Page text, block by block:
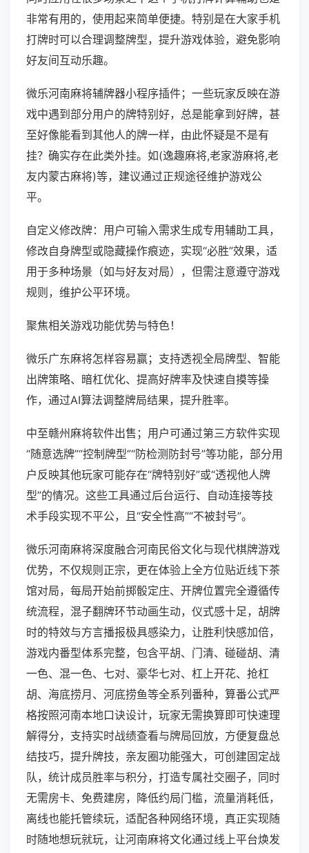
非常有用的，使用起来简单便捷。特别是在大家手机
打牌时可以合理调整牌型，提升游戏体验，避免影响
好友间互动乐趣。
微乐河南麻将辅牌器小程序插件；一些玩家反映在游
戏中遇到部分用户的牌特别好，总是能拿到好牌，甚
至好像能看到其他人的牌一样，由此怀疑是不是有
挂？确实存在此类外挂。如(逸趣麻将,老家游麻将,老
友内蒙古麻将)等，建议通过正规途径维护游戏公
平。
自定义修改牌：用户可输入需求生成专用辅助工具，
修改自身牌型或隐藏操作痕迹，实现“必胜”效果，适
用于多种场景（如与好友对局），但需注意遵守游戏
规则，维护公平环境。
聚焦相关游戏功能优势与特色！
微乐广东麻将怎样容易赢；支持透视全局牌型、智能
出牌策略、暗杠优化、提高好牌率及快速自摸等操
作，通过AI算法调整牌局结果，提升胜率。
中至赣州麻将软件出售；用户可通过第三方软件实现
“随意选牌”“控制牌型”“防检测防封号”等功能，部分用
户反映其他玩家可能存在“牌特别好”或“透视他人牌
型”的情况。这些工具通过后台运行、自动连接等技
术手段实现不平公，且“安全性高”“不被封号”。
微乐河南麻将深度融合河南民俗文化与现代棋牌游戏
优势，不仅规则正宗，更在体验上全方位贴近线下茶
馆对局，每局开始前掷骰定庄、开牌位置完全遵循传
统流程，混子翻牌环节动画生动，仪式感十足，胡牌
时的特效与方言播报极具感染力，让胜利快感加倍，
游戏内番型体系完整，包含平胡、门清、碰碰胡、清
一色、混一色、七对、豪华七对、杠上开花、抢杠
胡、海底捞月、河底捞鱼等全系列番种，算番公式严
格按照河南本地口诀设计，玩家无需换算即可快速理
解得分，支持实时战绩查看与牌局回放，方便复盘总
结技巧，提升牌技，亲友圈功能强大，可创建固定战
队，统计成员胜率与积分，打造专属社交圈子，同时
无需房卡、免费建房，降低约局门槛，流量消耗低，
离线也能托管续玩，适配各种网络环境，真正实现随
时随地想玩就玩，让河南麻将文化通过线上平台焕发